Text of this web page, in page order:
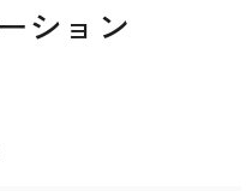
ション